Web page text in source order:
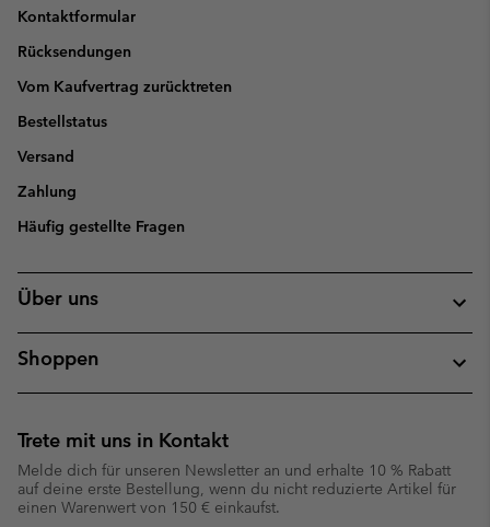
Kontaktformular
Rücksendungen
Vom Kaufvertrag zurücktreten
Bestellstatus
Versand
Zahlung
Häufig gestellte Fragen
Über uns
Shoppen
Trete mit uns in Kontakt
Melde dich für unseren Newsletter an und erhalte 10 % Rabatt
auf deine erste Bestellung, wenn du nicht reduzierte Artikel für
einen Warenwert von 150 € einkaufst.